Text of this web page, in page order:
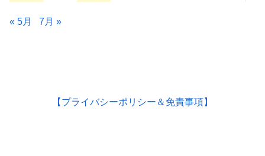
« 5月 7月 »
【プライバシーポリシー＆免責事項】